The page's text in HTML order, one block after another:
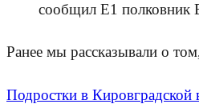
сообщил E1 полковник
Ранее мы рассказывали о
Подростки в